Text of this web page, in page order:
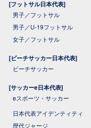
[フットサル日本代表]
男子／フットサル
男子／U-19フットサル
女子／フットサル
[ビーチサッカー日本代表]
ビーチサッカー
[サッカーe日本代表]
eスポーツ・サッカー
日本代表アイデンティティ
歴代ジャージ